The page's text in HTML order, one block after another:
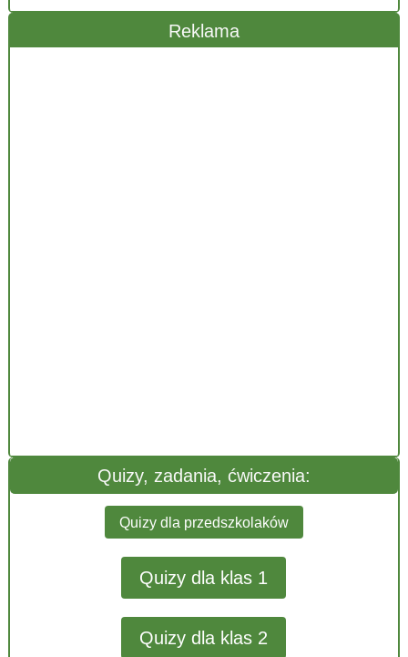
Reklama
Quizy, zadania, ćwiczenia:
Quizy dla przedszkolaków
Quizy dla klas 1
Quizy dla klas 2